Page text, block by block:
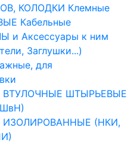
КОЛОДКИ Клемные
Кабельные
и Аксессуары к ним
Заглушки...)
для
ШТЫРЬЕВЫЕ
(НКИ,